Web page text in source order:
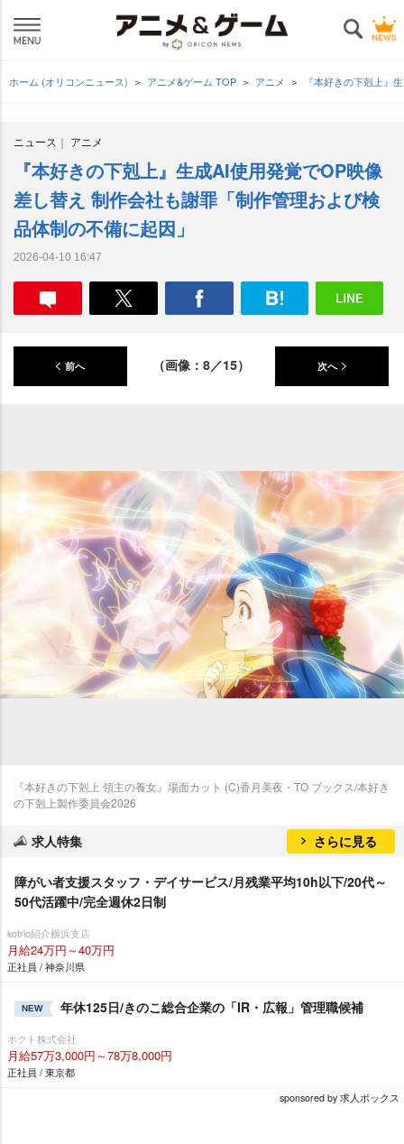
ホーム (オリコンニュース) アニメ&ゲーム TOP アニメ 『本好きの下剋上』
ニュース アニメ
『本好きの下剋上』生成AI使用発覚でOP映像
差し替え 制作会社も謝罪「制作管理および検
品体制の不備に起因」
2026-04-10 16:47
前へ （画像：8／15） 次へ
『本好きの下剋上 領主の養女』場面カット (C)香月美夜・TO ブックス/本好き
の下剋上製作委員会2026
求人特集 さらに見る
障がい者支援スタッフ・デイサービス/月残業平均10h以下/20代～
50代活躍中/完全週休2日制
kotrio紹介横浜支店
月給24万円～40万円
正社員 / 神奈川県
NEW 年休125日/きのこ総合企業の「IR・広報」管理職候補
ホクト株式会社
月給57万3,000円～78万8,000円
正社員 / 東京都
sponsored by 求人ボックス